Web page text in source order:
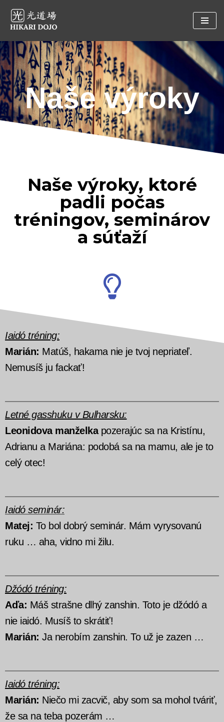
Preskočiť
na
obsah
Naše výroky
Naše výroky, ktoré
padli počas
tréningov, seminárov
a súťaží
Iaidó tréning:
Marián: Matúš, hakama nie je tvoj nepriateľ.
Nemusíš ju fackať!
Letné gasshuku v Bulharsku:
Leonidova manželkapozerajúc sa na Kristínu,
Adrianu a Mariána: podobá sa na mamu, ale je to
celý otec!
Iaidó seminár:
Matej: To bol dobrý seminár. Mám vyrysovanú
ruku … aha, vidno mi žilu.
Džódó tréning:
Aďa: Máš strašne dlhý zanshin. Toto je džódó a
nie iaidó. Musíš to skrátiť!
Marián: Ja nerobím zanshin. To už je zazen …
Iaidó tréning:
Marián: Niečo mi zacvič, aby som sa mohol tváriť,
že sa na teba pozerám …